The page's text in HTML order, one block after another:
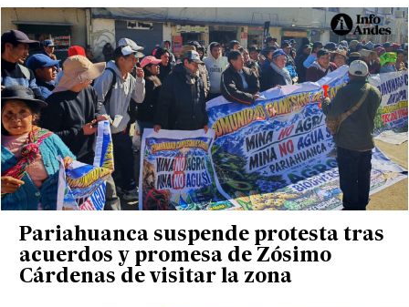
Pariahuanca suspende protesta tras
acuerdos y promesa de Zósimo
Cárdenas de visitar la zona